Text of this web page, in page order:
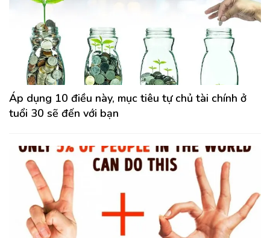
Áp dụng 10 điều này, mục tiêu tự chủ tài chính ở
tuổi 30 sẽ đến với bạn